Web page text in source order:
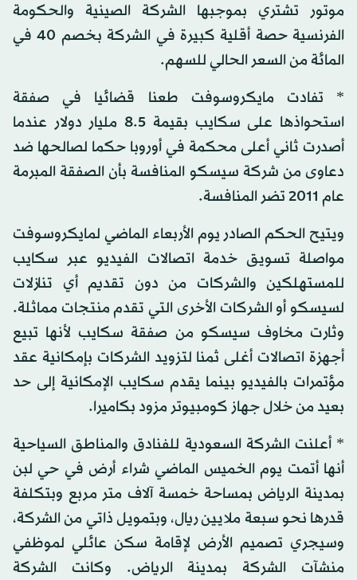
موتور تشتري بموجبها الشركة الصينية والحكومة
الفرنسية حصة أقلية كبيرة في الشركة بخصم 40 في
المائة من السعر الحالي للسهم.
* تفادت مايكروسوفت طعنا قضائيا في صفقة
استحواذها على سكايب بقيمة 8.5 مليار دولار عندما
أصدرت ثاني أعلى محكمة في أوروبا حكما لصالحها ضد
دعاوى من شركة سيسكو المنافسة بأن الصفقة المبرمة
عام 2011 تضر المنافسة.
ويتيح الحكم الصادر يوم الأربعاء الماضي لمايكروسوفت
مواصلة تسويق خدمة اتصالات الفيديو عبر سكايب
للمستهلكين والشركات من دون تقديم أي تنازلات
لسيسكو أو الشركات الأخرى التي تقدم منتجات مماثلة.
وثارت مخاوف سيسكو من صفقة سكايب لأنها تبيع
أجهزة اتصالات أغلى ثمنا لتزويد الشركات بإمكانية عقد
مؤتمرات بالفيديو بينما يقدم سكايب الإمكانية إلى حد
بعيد من خلال جهاز كومبيوتر مزود بكاميرا.
* أعلنت الشركة السعودية للفنادق والمناطق السياحية
أنها أتمت يوم الخميس الماضي شراء أرض في حي لبن
بمدينة الرياض بمساحة خمسة آلاف متر مربع وبتكلفة
قدرها نحو سبعة ملايين ريال، وبتمويل ذاتي من الشركة،
وسيجري تصميم الأرض لإقامة سكن عائلي لموظفي
منشآت الشركة بمدينة الرياض. وكانت الشركة